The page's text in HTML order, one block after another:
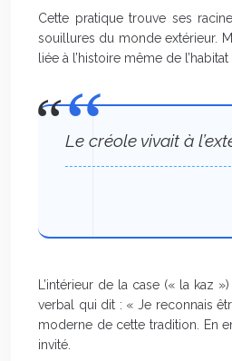
Cette pratique trouve ses
souillures du monde extérieur.
liée à l’histoire même de
Le créole vivait à
L’intérieur de la case (« la kaz
verbal qui dit : « Je reconnais
moderne de cette tradition. En
invité.